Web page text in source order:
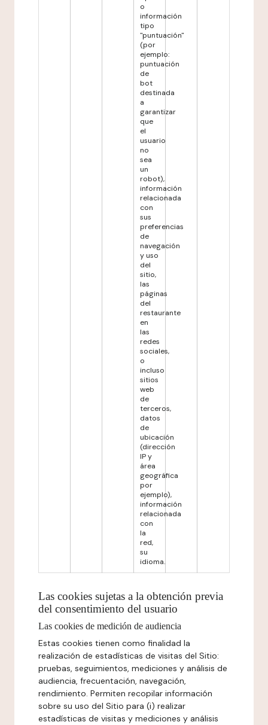
o
información
tipo
"puntuación"
(por
ejemplo:
puntuación
de
bot
destinada
a
garantizar
que
el
usuario
no
sea
un
robot),
información
relacionada
con
sus
preferencias
de
navegación
y uso
del
sitio,
las
páginas
del
restaurante
en
las
redes
sociales,
o
incluso
sitios
web
de
terceros,
datos
de
ubicación
(dirección
IP y
área
geográfica
por
ejemplo),
información
relacionada
con
la
red,
su
idioma.
Las cookies sujetas a la obtención previa
del consentimiento del usuario
Las cookies de medición de audiencia
Estas cookies tienen como finalidad la
realización de estadísticas de visitas del Sitio:
pruebas, seguimientos, mediciones y análisis de
audiencia, frecuentación, navegación,
rendimiento. Permiten recopilar información
sobre su uso del Sitio para (i) realizar
estadísticas de visitas y mediciones y análisis